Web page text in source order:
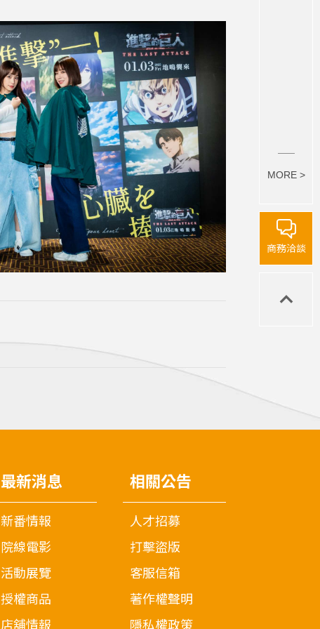
最新消息
新番情報
院線電影
活動展覽
授權商品
店舖情報
相關公告
人才招募
打擊盜版
客服信箱
著作權聲明
隱私權政策
MORE >
商務洽談